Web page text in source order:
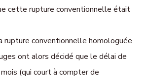
cette rupture conventionnelle était
rupture conventionnelle homologuée
ont alors décidé que le délai de
(qui court à compter de